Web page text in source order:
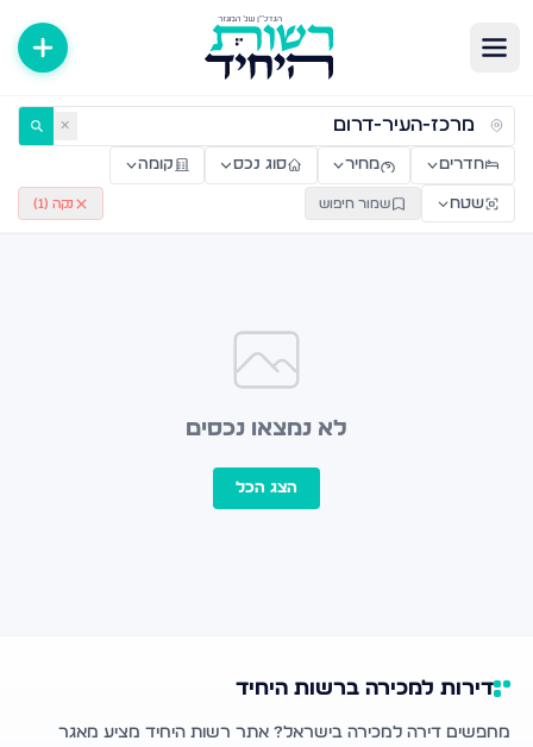
דירות למכירה ולהשכרה — רשות היחיד ✕
חדרים מחיר סוג נכס קומה
שטח שמור חיפוש נקה ( 1
)
לא נמצאו נכסים
הצג הכל
דירות למכירה ברשות היחיד
מחפשים דירה למכירה בישראל? אתר רשות היחיד מציע מאגר